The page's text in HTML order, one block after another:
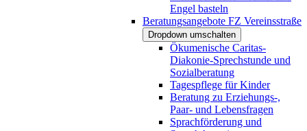
Engel basteln
Beratungsangebote FZ Vereinsstraße
Dropdown umschalten
Ökumenische Caritas-
Diakonie-Sprechstunde und
Sozialberatung
Tagespflege für Kinder
Beratung zu Erziehungs-,
Paar- und Lebensfragen
Sprachförderung und